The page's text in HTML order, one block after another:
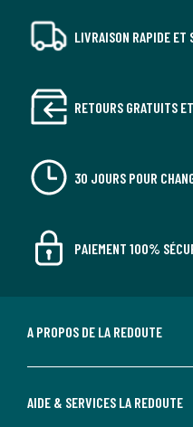
LIVRAISON RAPIDE ET
RETOURS GRATUITS
30 JOURS POUR
PAIEMENT 100%
A PROPOS DE LA REDOUTE
AIDE & SERVICES LA REDOUTE